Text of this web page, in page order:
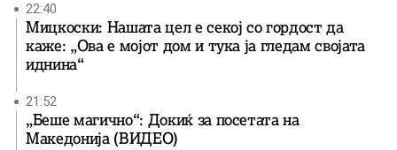
22:40
Мицкоски: Нашата цел е секој со гордост да
каже: „Ова е мојот дом и тука ја гледам својата
иднина“
21:52
„Беше магично“: Докиќ за посетата на
Македонија (ВИДЕО)